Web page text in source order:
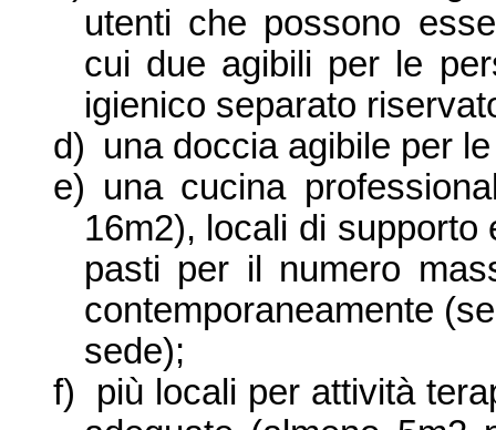
utenti che possono
cui due agibili per le
igienico separato
d) una doccia agibile per
e) una cucina
16m2), locali di
pasti per il numero
contemporaneamente
sede);
f)
più locali per attività